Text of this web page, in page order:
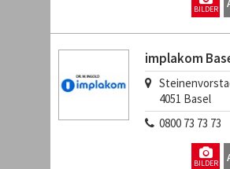
BILDER
implakom
4051 Basel
0800 73 73 73
BILDER